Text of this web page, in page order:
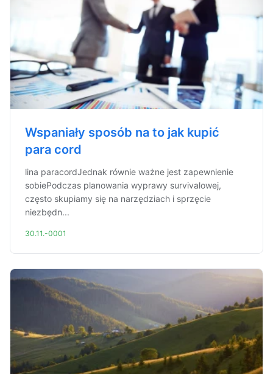
Wspaniały sposób na to jak kupić
para cord
lina paracordJednak równie ważne jest zapewnienie
sobiePodczas planowania wyprawy survivalowej,
często skupiamy się na narzędziach i sprzęcie
niezbędn...
30.11.-0001